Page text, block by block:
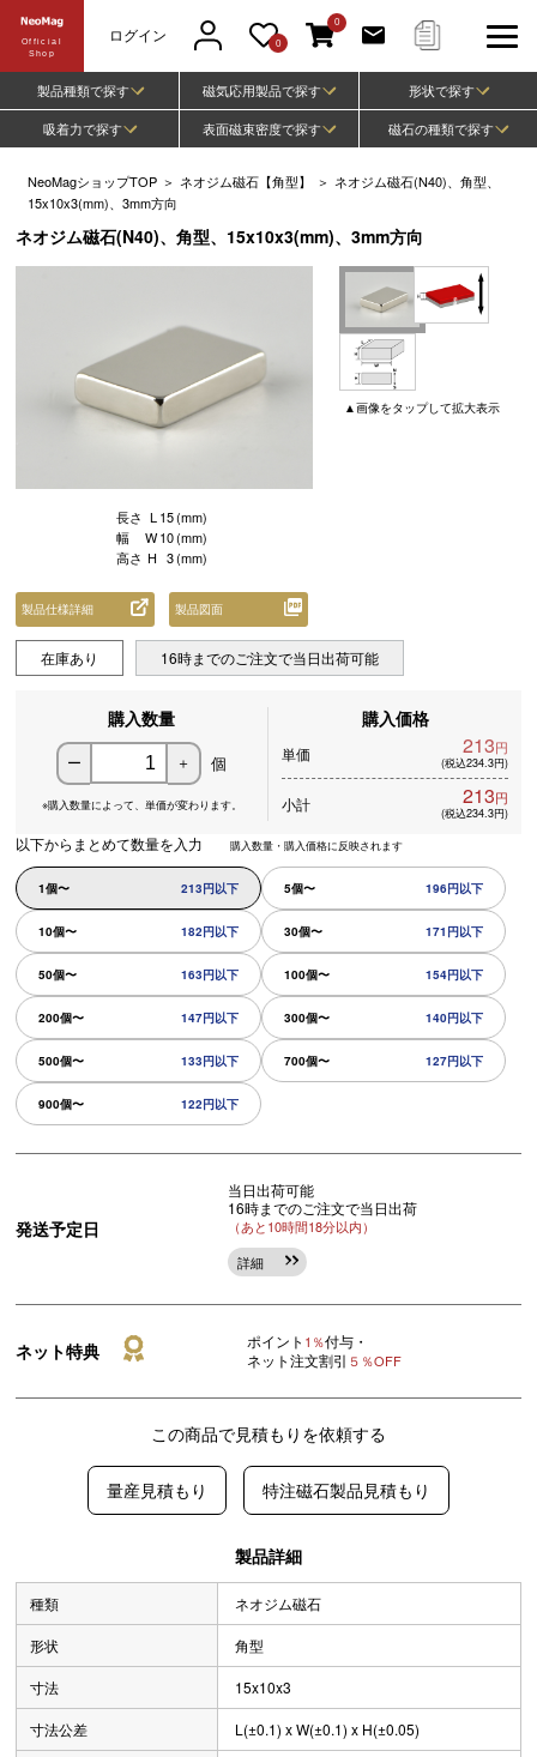
Official
Shop
ログイン 0
0
製品種類で探す 磁気応用製品で探す
形状で探す
吸着力で探す
表面磁束密度で探す 磁石の種類で探す
NeoMagショップTOP ＞ ネオジム磁石【角型】 ＞ ネオジム磁石(N40)、角型、
15x10x3(mm)、3mm方向
ネオジム磁石(N40)、角型、15x10x3(mm)、3mm方向
▲画像をタップして拡大表示
長さ L 15(mm)
幅
W10(mm)
高さ H 3(mm)
製品仕様詳細 製品図面
在庫あり 16時までのご注文で当日出荷可能
購入数量
ー ＋ 個
※購入数量によって、 単価が変わります。
購入価格
単価 213円
(税込234.3円)
小計 213円
(税込234.3円)
以下からまとめて数量を入力 購入数量・購入価格に反映されます
1個〜 213円以下 5個〜 196円以下
10個〜 182円以下 30個〜 171円以下
50個〜 163円以下 100個〜 154円以下
200個〜 147円以下 300個〜 140円以下
500個〜 133円以下 700個〜 127円以下
900個〜 122円以下
発送予定日
当日出荷可能
16時までのご注文で当日出荷
（あと10時間18分以内）
詳細
ネット特典 ポイント 1％付与・
ネット注文割引 ５％OFF
この商品で見積もりを依頼する
量産見積もり 特注磁石製品見積もり
製品詳細
種類 ネオジム磁石
形状 角型
寸法 15x10x3
寸法公差 L(±0.1) x W(±0.1) x H(±0.05)